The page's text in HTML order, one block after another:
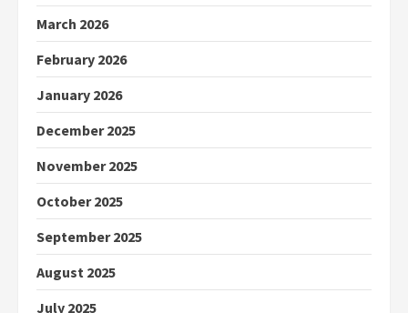
March 2026
February 2026
January 2026
December 2025
November 2025
October 2025
September 2025
August 2025
July 2025